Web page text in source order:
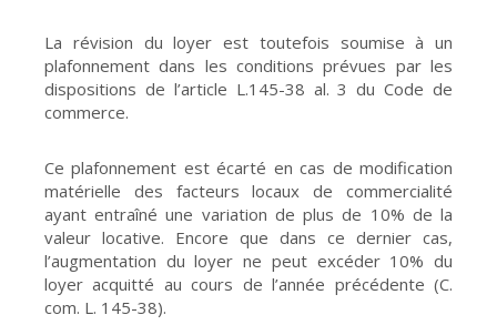
La révision du loyer est toutefois soumise à un
plafonnement dans les conditions prévues par les
dispositions de l’article L.145-38 al. 3 du Code de
commerce.
Ce plafonnement est écarté en cas de modification
matérielle des facteurs locaux de commercialité
ayant entraîné une variation de plus de 10% de la
valeur locative. Encore que dans ce dernier cas,
l’augmentation du loyer ne peut excéder 10% du
loyer acquitté au cours de l’année précédente (C.
com. L. 145-38).